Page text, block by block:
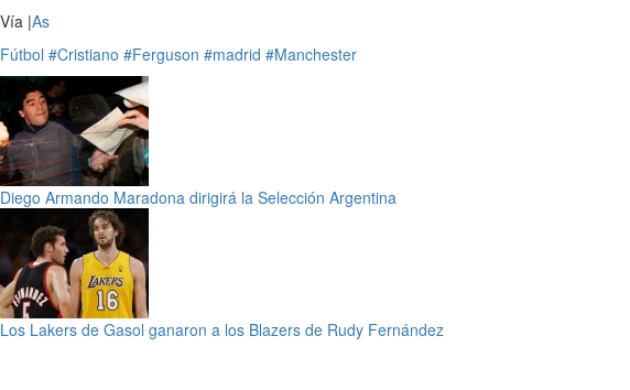
Vía |As
Fútbol #Cristiano #Ferguson #madrid #Manchester
Diego Armando Maradona dirigirá la Selección Argentina
Los Lakers de Gasol ganaron a los Blazers de Rudy Fernández